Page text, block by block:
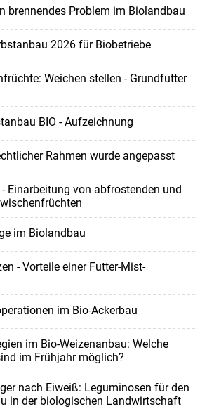
brennendes Problem im Biolandbau
2026 für Biobetriebe
Weichen stellen - Grundfutter
BIO - Aufzeichnung
Rahmen wurde angepasst
Einarbeitung von abfrostenden und
im Biolandbau
- Vorteile einer Futter-Mist-
im Bio-Ackerbau
im Bio-Weizenanbau: Welche
im Frühjahr möglich?
nach Eiweiß: Leguminosen für den
in der biologischen Landwirtschaft